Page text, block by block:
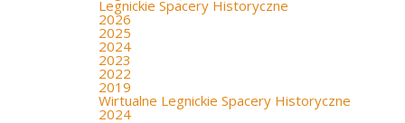
Legnickie Spacery Historyczne
2026
2025
2024
2023
2022
2019
Wirtualne Legnickie Spacery Historyczne
2024